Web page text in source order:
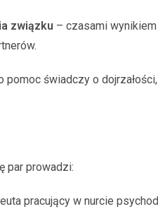
związku – czasami
pomoc świadczy o
par prowadzi:
pracujący w nurcie